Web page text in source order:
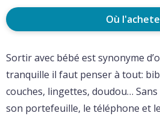
Où
Sortir avec bébé est synonyme
tranquille il faut penser à tout:
couches, lingettes, doudou…
son portefeuille, le téléphone et